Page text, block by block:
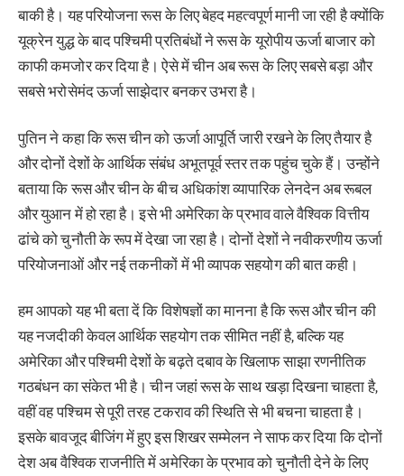
बाकी है। यह परियोजना रूस के लिए बेहद महत्वपूर्ण मानी जा रही है क्योंकि
यूक्रेन युद्ध के बाद पश्चिमी प्रतिबंधों ने रूस के यूरोपीय ऊर्जा बाजार को
काफी कमजोर कर दिया है। ऐसे में चीन अब रूस के लिए सबसे बड़ा और
सबसे भरोसेमंद ऊर्जा साझेदार बनकर उभरा है।
पुतिन ने कहा कि रूस चीन को ऊर्जा आपूर्ति जारी रखने के लिए तैयार है
और दोनों देशों के आर्थिक संबंध अभूतपूर्व स्तर तक पहुंच चुके हैं। उन्होंने
बताया कि रूस और चीन के बीच अधिकांश व्यापारिक लेनदेन अब रूबल
और युआन में हो रहा है। इसे भी अमेरिका के प्रभाव वाले वैश्विक वित्तीय
ढांचे को चुनौती के रूप में देखा जा रहा है। दोनों देशों ने नवीकरणीय ऊर्जा
परियोजनाओं और नई तकनीकों में भी व्यापक सहयोग की बात कही।
हम आपको यह भी बता दें कि विशेषज्ञों का मानना है कि रूस और चीन की
यह नजदीकी केवल आर्थिक सहयोग तक सीमित नहीं है, बल्कि यह
अमेरिका और पश्चिमी देशों के बढ़ते दबाव के खिलाफ साझा रणनीतिक
गठबंधन का संकेत भी है। चीन जहां रूस के साथ खड़ा दिखना चाहता है,
वहीं वह पश्चिम से पूरी तरह टकराव की स्थिति से भी बचना चाहता है।
इसके बावजूद बीजिंग में हुए इस शिखर सम्मेलन ने साफ कर दिया कि दोनों
देश अब वैश्विक राजनीति में अमेरिका के प्रभाव को चुनौती देने के लिए